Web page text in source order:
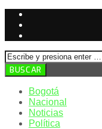
Bogotá
Nacional
Noticias
Política